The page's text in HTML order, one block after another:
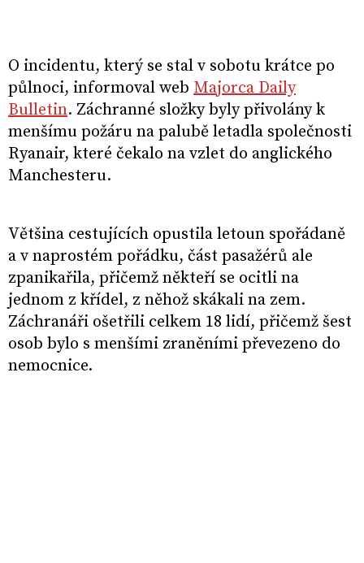
O incidentu, který se stal v sobotu krátce po
půlnoci, informoval web Majorca Daily
Bulletin. Záchranné složky byly přivolány k
menšímu požáru na palubě letadla společnosti
Ryanair, které čekalo na vzlet do anglického
Manchesteru.
Většina cestujících opustila letoun spořádaně
a v naprostém pořádku, část pasažérů ale
zpanikařila, přičemž někteří se ocitli na
jednom z křídel, z něhož skákali na zem.
Záchranáři ošetřili celkem 18 lidí, přičemž šest
osob bylo s menšími zraněními převezeno do
nemocnice.